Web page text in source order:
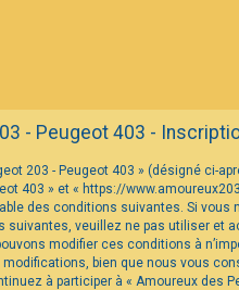
- Peugeot 403 -
203 - Peugeot 403 » (désigné ci-
403 » et « https://
des conditions suivantes. Si vous
veuillez ne pas utiliser et
modifier ces conditions à
bien que nous vous
à participer à « Amoureux des